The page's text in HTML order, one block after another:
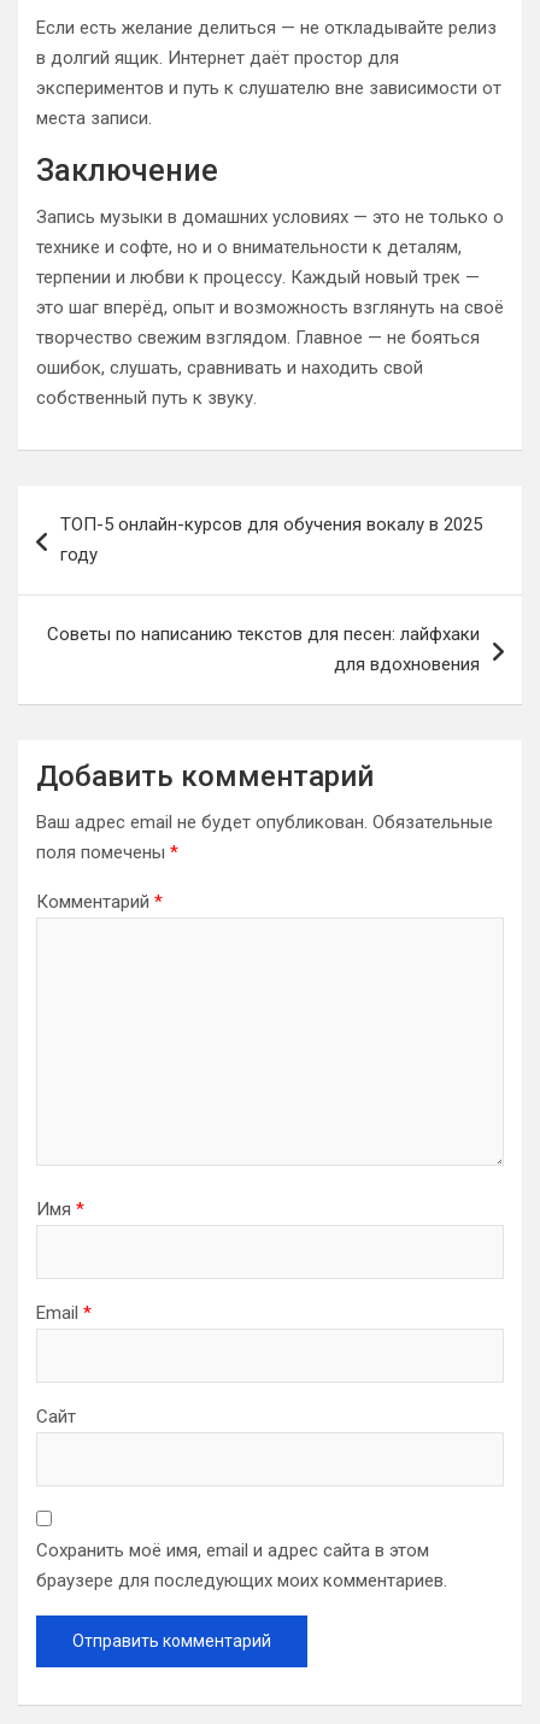
Если есть желание делиться — не откладывайте релиз
в долгий ящик. Интернет даёт простор для
экспериментов и путь к слушателю вне зависимости от
места записи.
Заключение
Запись музыки в домашних условиях — это не только о
технике и софте, но и о внимательности к деталям,
терпении и любви к процессу. Каждый новый трек —
это шаг вперёд, опыт и возможность взглянуть на своё
творчество свежим взглядом. Главное — не бояться
ошибок, слушать, сравнивать и находить свой
собственный путь к звуку.
по
ТОП-5 онлайн-курсов для обучения вокалу в 2025
году
Советы по написанию текстов для песен: лайфхаки
для вдохновения
Добавить комментарий
Ваш адрес email не будет опубликован. Обязательные
поля помечены *
Комментарий *
Имя *
Email *
Сайт
Сохранить моё имя, email и адрес сайта в этом
браузере для последующих моих комментариев.